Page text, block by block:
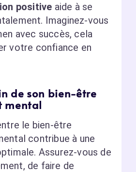
positive aide à se
Imaginez-vous
avec succès, cela
votre confiance en
de son bien-être
mental
le bien-être
contribue à une
Assurez-vous de
de faire de